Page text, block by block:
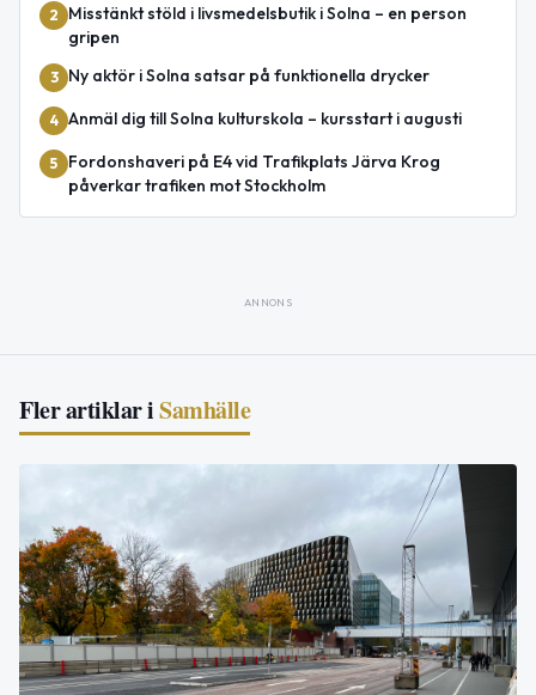
2
Misstänkt stöld i livsmedelsbutik i Solna – en person
gripen
3 Ny aktör i Solna satsar på funktionella drycker
4 Anmäl dig till Solna kulturskola – kursstart i augusti
5
Fordonshaveri på E4 vid Trafikplats Järva Krog
påverkar trafiken mot Stockholm
ANNONS
Fler artiklar iSamhälle